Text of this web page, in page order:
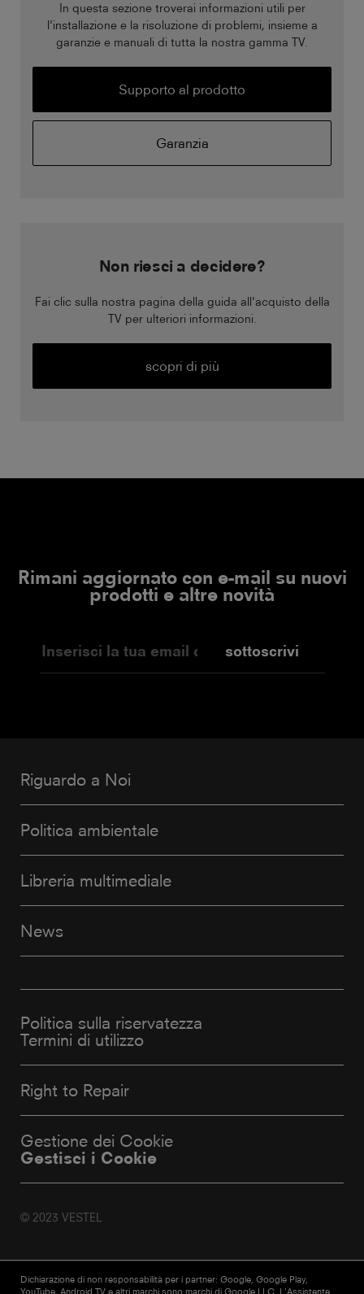
In questa sezione troverai informazioni utili per
l'installazione e la risoluzione di problemi, insieme a
garanzie e manuali di tutta la nostra gamma TV.
Supporto al prodotto
Garanzia
Non riesci a decidere?
Fai clic sulla nostra pagina della guida all'acquisto della
TV per ulteriori informazioni.
scopri di più
Rimani aggiornato con e-mail su nuovi
prodotti e altre novità
sottoscrivi
Riguardo a Noi
Politica ambientale
Libreria multimediale
News
Politica sulla riservatezza
Termini di utilizzo
Right to Repair
Gestione dei Cookie
Gestisci i Cookie
© 2023 VESTEL
Dichiarazione di non responsabilità per i partner: Google, Google Play,
YouTube, Android TV e altri marchi sono marchi di Google LLC. L'Assistente